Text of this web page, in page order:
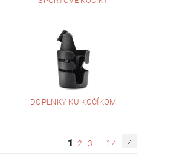
DOPLNKY KU KOČÍKOM
1 2 3 14